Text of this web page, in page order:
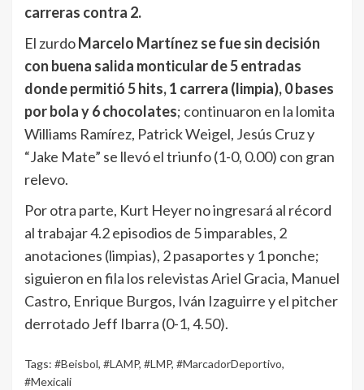
carreras contra 2.
El zurdoMarcelo Martínez se fue sin decisión
con buena salida monticular de 5 entradas
donde permitió 5 hits, 1 carrera (limpia), 0 bases
por bola y 6 chocolates; continuaron en la lomita
Williams Ramírez, Patrick Weigel, Jesús Cruz y
“Jake Mate” se llevó el triunfo (1-0, 0.00) con gran
relevo.
Por otra parte, Kurt Heyer no ingresará al récord
al trabajar 4.2 episodios de 5 imparables, 2
anotaciones (limpias), 2 pasaportes y 1 ponche;
siguieron en fila los relevistas Ariel Gracia, Manuel
Castro, Enrique Burgos, Iván Izaguirre y el pitcher
derrotado Jeff Ibarra (0-1, 4.50).
Tags: #Beisbol, #LAMP, #LMP, #MarcadorDeportivo,
#Mexicali